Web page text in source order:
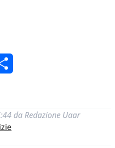
da Redazione Uaar